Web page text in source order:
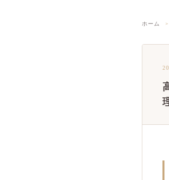
ホーム